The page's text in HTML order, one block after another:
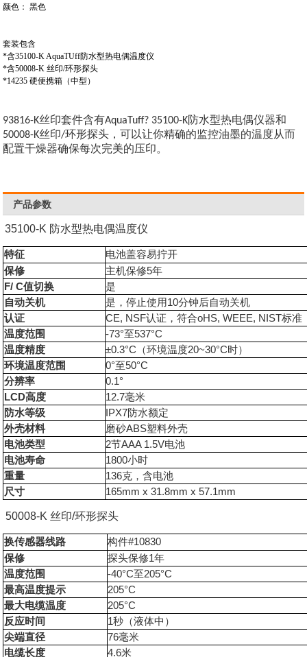
颜色： 黑色
套装包含
*含35100-K AquaTUff防水型热电偶温度仪
*含50008-K 丝印/环形探头
*14235 硬便携箱（中型）
93816-K丝印套件含有AquaTuff? 35100-K防水型热电偶仪器和
50008-K丝印/环形探头，可以让你精确的监控油墨的温度从而
配置干燥器确保每次完美的压印。
产品参数
35100-K 防水型热电偶温度仪
特征
电池盖容易拧开
保修
主机保修5年
F/ C值切换
是
自动关机
是，停止使用10分钟后自动关机
认证
CE, NSF认证，符合oHS, WEEE, NIST标准
温度范围
-73°至537°C
温度精度
±0.3°C （环境温度20~30°C时）
环境温度范围
0°至50°C
分辨率
0.1°
LCD高度 12.7毫米
防水等级
IPX7防水额定
外壳材料
磨砂ABS塑料外壳
电池类型
2节AAA 1.5V电池
电池寿命
1800小时
重量
136克，含电池
尺寸
165mm x 31.8mm x 57.1mm
50008-K 丝印/环形探头
换传感器线路 构件#10830
保修
探头保修1年
温度范围
-40°C至205°C
最高温度提示
205°C
最大电缆温度
205°C
反应时间
1秒（液体中）
尖端直径
76毫米
电缆长度
4.6米